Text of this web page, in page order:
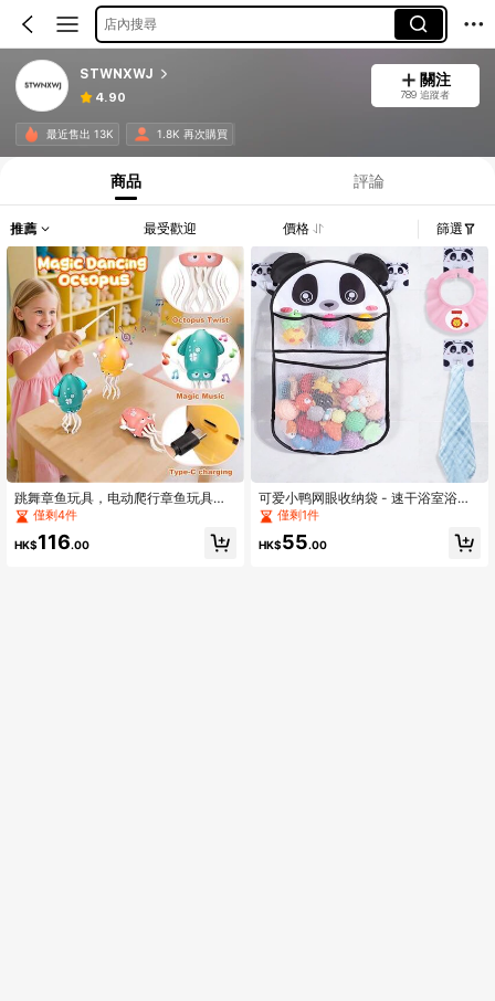
店內搜尋
STWNXWJ
4.90
關注
789 追蹤者
最近售出 13K 1.8K 再次購買
商品 評論
推薦 最受歡迎 價格 篩選
跳舞章鱼玩具，电动爬行章鱼玩具，
带自动避障功能，配备LED灯和音
乐，疯狂的8条腿电动躺卧跳舞章鱼玩
具，适合室内玩耍和感官发育
僅剩4件
HK$116.00
可爱小鸭网眼收纳袋 - 速干浴室浴缸
收纳袋，带吸盘 - 浴室玩具收纳袋，
适合存放浴室玩具、婴儿玩具等。>
聚酯纤维材质，婴儿浴室收纳袋
僅剩1件
HK$55.00